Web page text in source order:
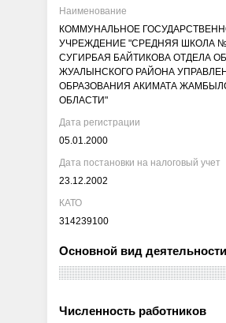
Наименование
КОММУНАЛЬНОЕ
УЧРЕЖДЕНИЕ "СРЕДНЯЯ ШКОЛА
СУГИРБАЯ БАЙТИКОВА ОТДЕЛА
ЖУАЛЫНСКОГО РАЙОНА
ОБРАЗОВАНИЯ АКИМАТА
ОБЛАСТИ"
Дата регистрации
05.01.2000
Дата постановки на налоговый учет
23.12.2002
КАТО
314239100
Основной вид деятельности
Численность работников